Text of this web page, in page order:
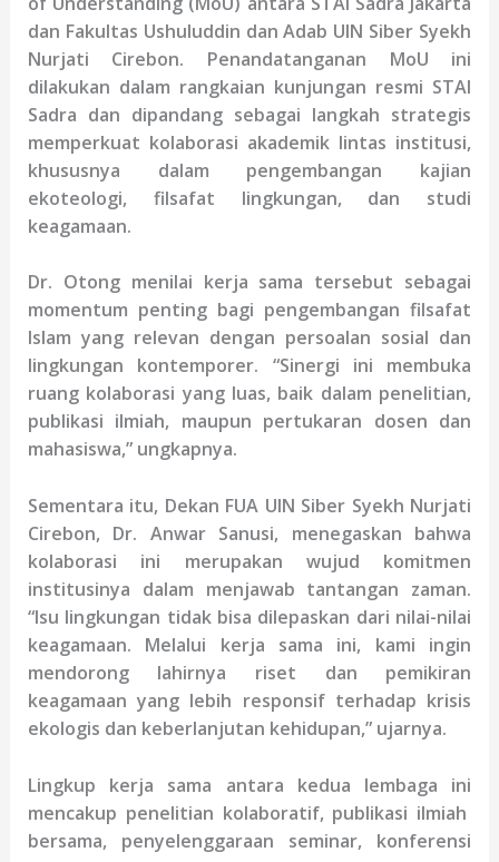
dan Fakultas Ushuluddin dan Adab UIN Siber Syekh
Nurjati Cirebon. Penandatanganan MoU ini
dilakukan dalam rangkaian kunjungan resmi STAI
Sadra dan dipandang sebagai langkah strategis
memperkuat kolaborasi akademik lintas institusi,
khususnya dalam pengembangan kajian
ekoteologi, filsafat lingkungan, dan studi
keagamaan.
Dr. Otong menilai kerja sama tersebut sebagai
momentum penting bagi pengembangan filsafat
Islam yang relevan dengan persoalan sosial dan
lingkungan kontemporer. “Sinergi ini membuka
ruang kolaborasi yang luas, baik dalam penelitian,
publikasi ilmiah, maupun pertukaran dosen dan
mahasiswa,” ungkapnya.
Sementara itu, Dekan FUA UIN Siber Syekh Nurjati
Cirebon, Dr. Anwar Sanusi, menegaskan bahwa
kolaborasi ini merupakan wujud komitmen
institusinya dalam menjawab tantangan zaman.
“Isu lingkungan tidak bisa dilepaskan dari nilai-nilai
keagamaan. Melalui kerja sama ini, kami ingin
mendorong lahirnya riset dan pemikiran
keagamaan yang lebih responsif terhadap krisis
ekologis dan keberlanjutan kehidupan,” ujarnya.
Lingkup kerja sama antara kedua lembaga ini
mencakup penelitian kolaboratif, publikasi ilmiah
bersama, penyelenggaraan seminar, konferensi